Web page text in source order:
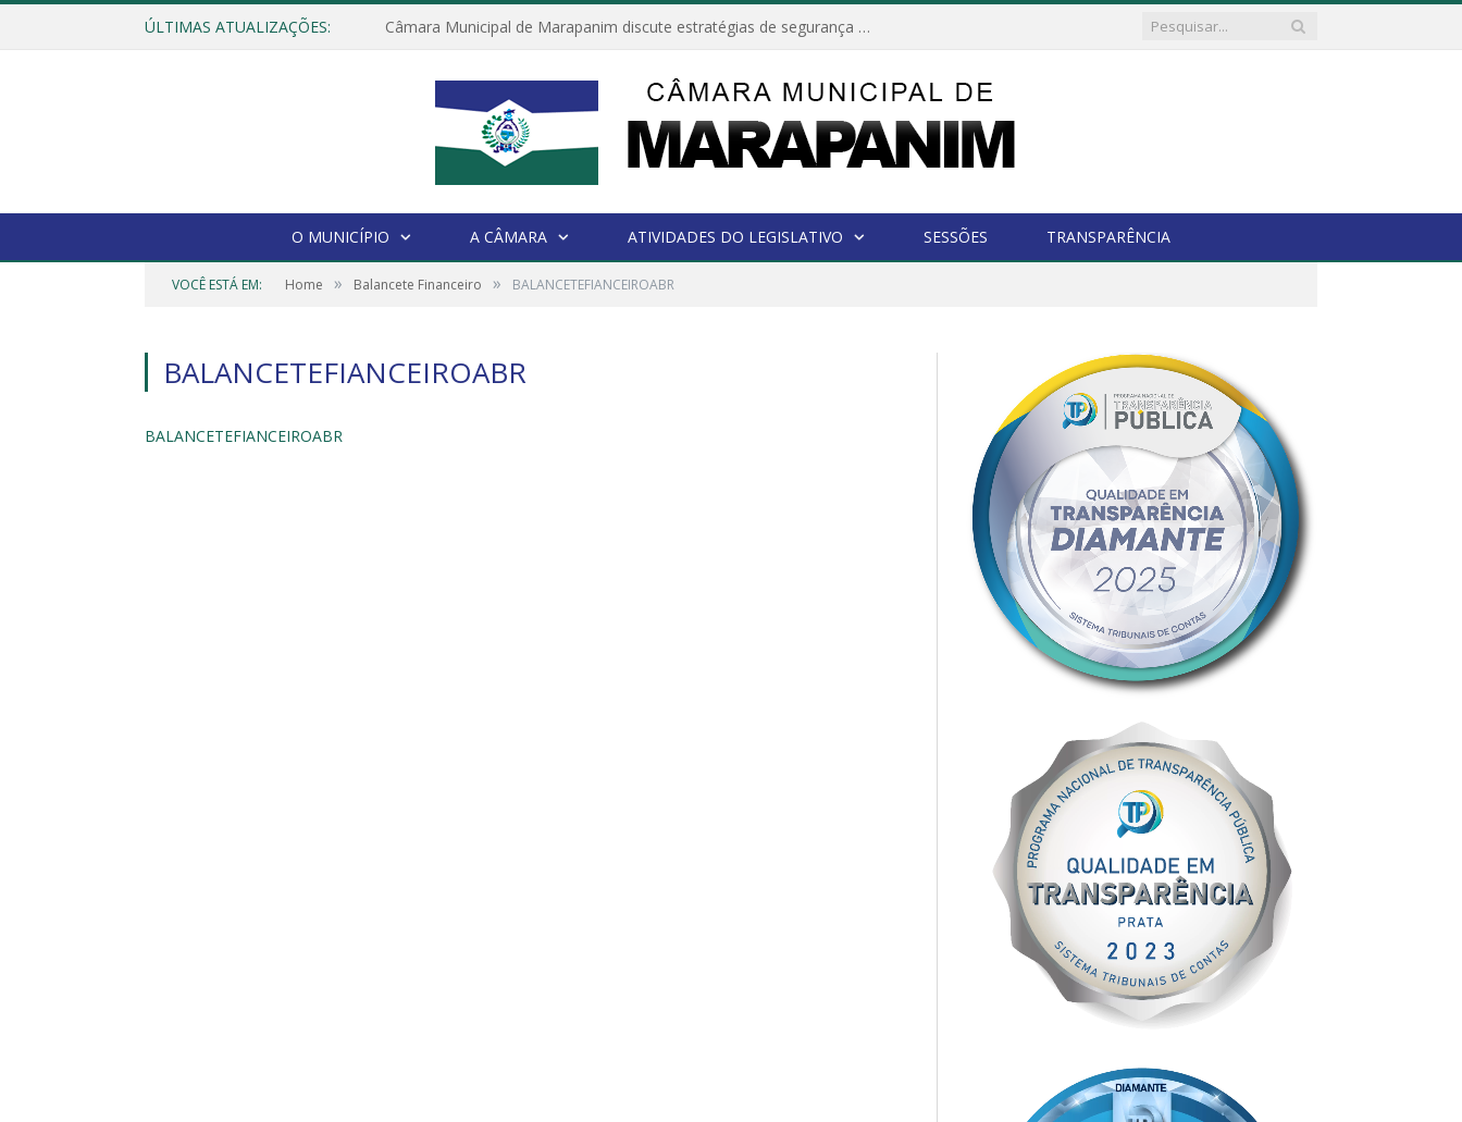
ÚLTIMAS ATUALIZAÇÕES: Câmara Municipal de Marapanim discute estratégias de segurança com autoridades e poder executivo
O MUNICÍPIO A CÂMARA ATIVIDADES DO LEGISLATIVO SESSÕES TRANSPARÊNCIA
VOCÊ ESTÁ EM: Home » Balancete Financeiro » BALANCETEFIANCEIROABR
BALANCETEFIANCEIROABR
BALANCETEFIANCEIROABR